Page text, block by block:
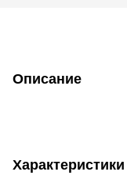
Описание
Характеристики